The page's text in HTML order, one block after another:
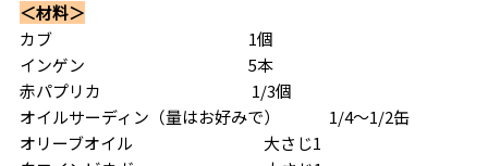
＜材料＞
カブ 1個
インゲン 5本
赤パプリカ 1/3個
オイルサーディン（量はお好みで） 1/4～1/2缶
オリーブオイル 大さじ1